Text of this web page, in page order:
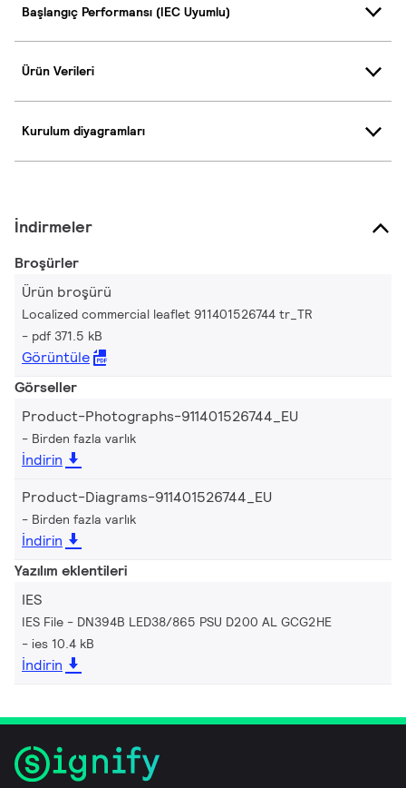
Başlangıç Performansı (IEC Uyumlu)
Ürün Verileri
Kurulum diyagramları
İndirmeler
Broşürler
Ürün broşürü
Localized commercial leaflet 911401526744 tr_TR
pdf 371.5 kB
Görüntüle
Görseller
Product-Photographs-911401526744_EU
Birden fazla varlık
İndirin
Product-Diagrams-911401526744_EU
Birden fazla varlık
İndirin
Yazılım eklentileri
IES
IES File - DN394B LED38/865 PSU D200 AL GCG2HE
ies 10.4 kB
İndirin